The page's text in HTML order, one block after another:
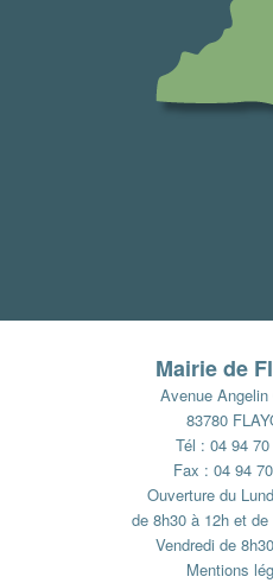
Mairie de
Avenue Angelin
83780
Tél : 04 94
Fax : 04 94
Ouverture du
de 8h30 à 12h et
Vendredi de
Mentions